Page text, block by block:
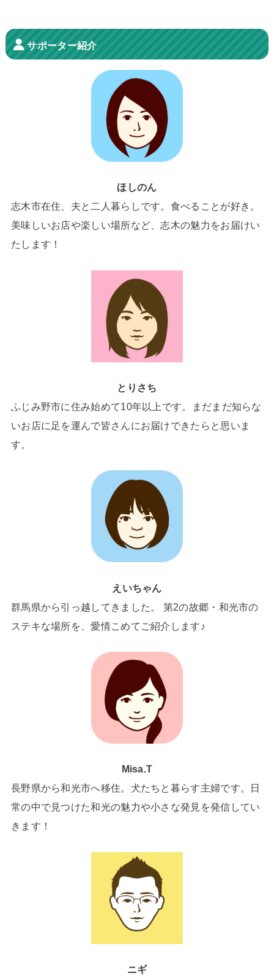
サポーター紹介
ほしのん
志木市在住、夫と二人暮らしです。食べることが好き。
美味しいお店や楽しい場所など、志木の魅力をお届けい
たします！
とりさち
ふじみ野市に住み始めて10年以上です。まだまだ知らな
いお店に足を運んで皆さんにお届けできたらと思いま
す。
えいちゃん
群馬県から引っ越してきました。 第2の故郷・和光市の
ステキな場所を、愛情こめてご紹介します♪
Misa.T
長野県から和光市へ移住。犬たちと暮らす主婦です。日
常の中で見つけた和光の魅力や小さな発見を発信してい
きます！
ニギ